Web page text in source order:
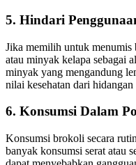
5. Hindari
Jika memilih untuk
atau minyak kelapa sebagai
minyak yang mengandung
nilai kesehatan dari hidangan
6. Konsumsi Dalam
Konsumsi brokoli secara
banyak konsumsi serat atau